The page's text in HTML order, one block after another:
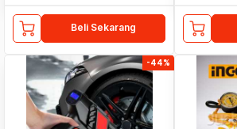
Beli Sekarang
-44%